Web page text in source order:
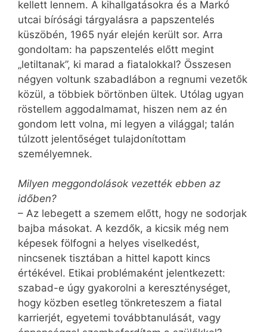
kellett lennem. A kihallgatásokra és a Markó
utcai bírósági tárgyalásra a papszentelés
küszöbén, 1965 nyár elején került sor. Arra
gondoltam: ha papszentelés előtt megint
„letiltanak”, ki marad a fiatalokkal? Összesen
négyen voltunk szabadlábon a regnumi vezetők
közül, a többiek börtönben ültek. Utólag ugyan
röstellem aggodalmamat, hiszen nem az én
gondom lett volna, mi legyen a világgal; talán
túlzott jelentőséget tulajdonítottam
személyemnek.
Milyen meggondolások vezették ebben az
időben?
– Az lebegett a szemem előtt, hogy ne sodorjak
bajba másokat. A kezdők, a kicsik még nem
képesek fölfogni a helyes viselkedést,
nincsenek tisztában a hittel kapott kincs
értékével. Etikai problémaként jelentkezett:
szabad-e úgy gyakorolni a kereszténységet,
hogy közben esetleg tönkreteszem a fiatal
karrierjét, egyetemi továbbtanulását, vagy